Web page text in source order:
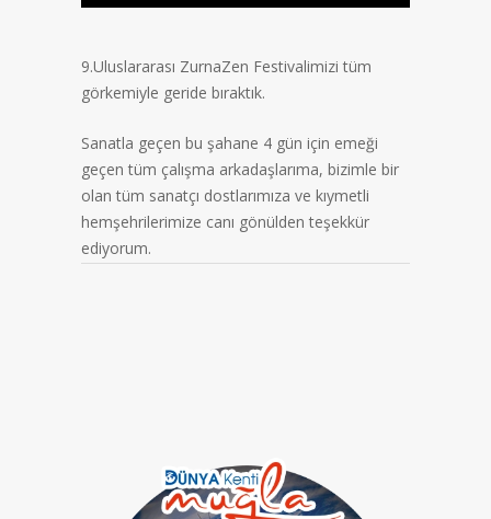
9.Uluslararası ZurnaZen Festivalimizi tüm
görkemiyle geride bıraktık.
Sanatla geçen bu şahane 4 gün için emeği
geçen tüm çalışma arkadaşlarıma, bizimle bir
olan tüm sanatçı dostlarımıza ve kıymetli
hemşehrilerimize canı gönülden teşekkür
ediyorum.